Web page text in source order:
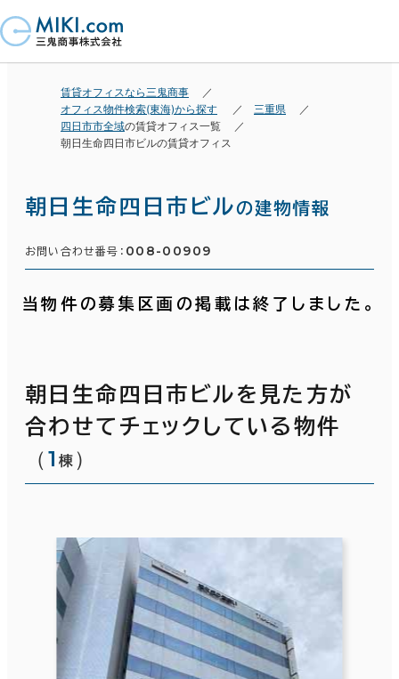
賃貸オフィスなら三鬼商事
オフィス物件検索(東海)から探す
三重県
四日市市全域の賃貸オフィス一覧
朝日生命四日市ビルの賃貸オフィス
朝日生命四日市ビルの建物情報
お問い合わせ番号： 008-00909
当物件の募集区画の掲載は終了しました。
朝日生命四日市ビルを見た方が
合わせてチェックしている物件
（1 棟 ）